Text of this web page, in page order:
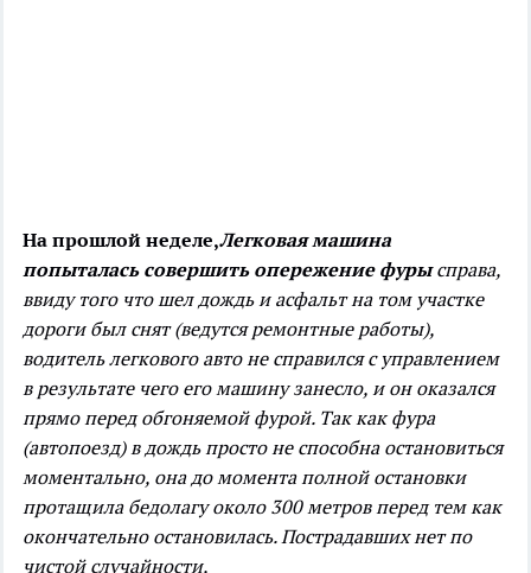
На прошлой неделе,Легковая машина
попыталась совершить опережение фурысправа,
ввиду того что шел дождь и асфальт на том участке
дороги был снят (ведутся ремонтные работы),
водитель легкового авто не справился с управлением
в результате чего его машину занесло, и он оказался
прямо перед обгоняемой фурой. Так как фура
(автопоезд) в дождь просто не способна остановиться
моментально, она до момента полной остановки
протащила бедолагу около 300 метров перед тем как
окончательно остановилась. Пострадавших нет по
чистой случайности,